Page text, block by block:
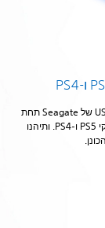
שדרגו את הסט-אפ שלכם באמצעות כונן SDD חיצוני USB 3.0 של Seagate תחת
רישיון רשמי כדי לקבל עד 2TB של נפח נוסף לאחסון משחקי PS5 ו-PS4. ותיהנו